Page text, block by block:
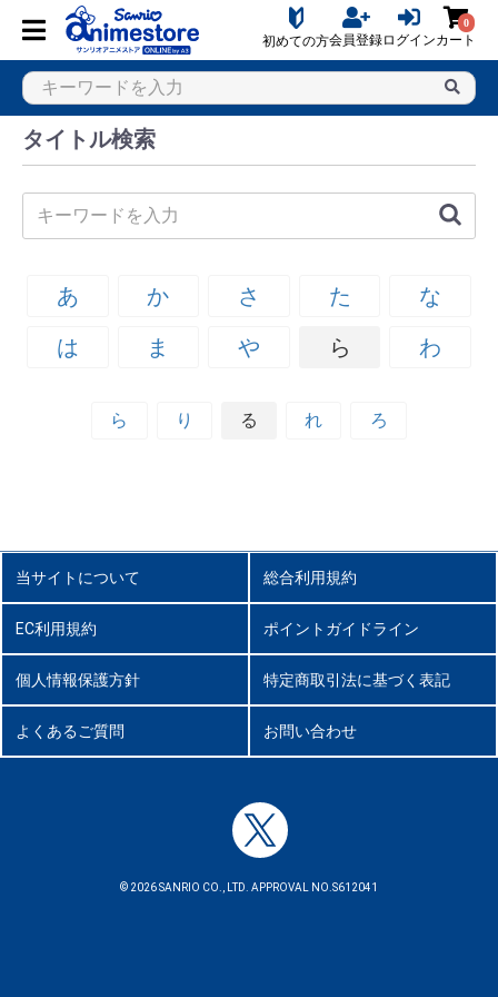
初めての方会員登録ログイン
0
カート
タイトル検索
あ か さ た
な
は
ま や ら わ
ら り る れ ろ
当サイトについて 総合利用規約
EC利用規約 ポイントガイドライン
個人情報保護方針 特定商取引法に基づく表記
よくあるご質問 お問い合わせ
© 2026 SANRIO CO., LTD. APPROVAL NO.S612041